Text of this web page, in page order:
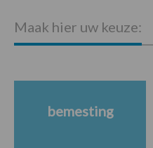
Maak hier uw keuze:
bemesting